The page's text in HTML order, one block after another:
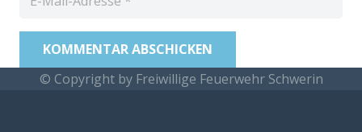
KOMMENTAR ABSCHICKEN
© Copyright by Freiwillige Feuerwehr Schwerin